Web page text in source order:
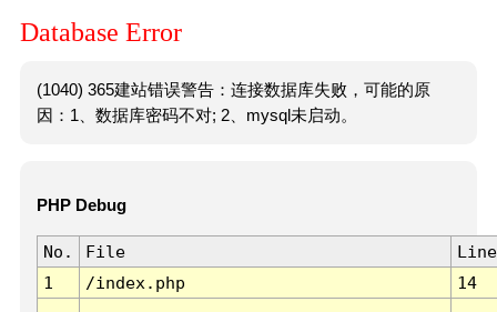
Database Error
(1040) 365建站错误警告：连接数据库失败，可能的原
因：1、数据库密码不对; 2、mysql未启动。
PHP Debug
No. File
Line
1
/index.php 14